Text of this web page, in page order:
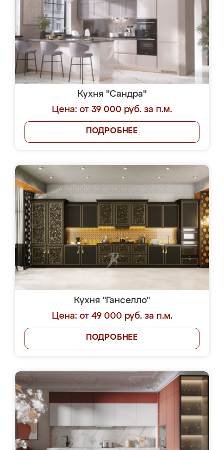
Кухня "Сандра"
Цена: от 39 000 руб. за п.м.
ПОДРОБНЕЕ
Кухня "Ганселло"
Цена: от 49 000 руб. за п.м.
ПОДРОБНЕЕ